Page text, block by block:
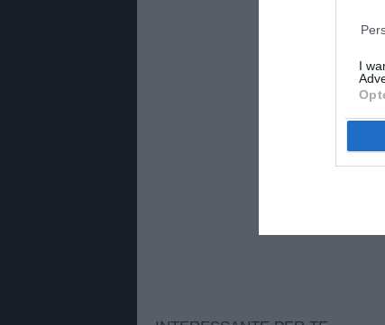
I
all’informazione